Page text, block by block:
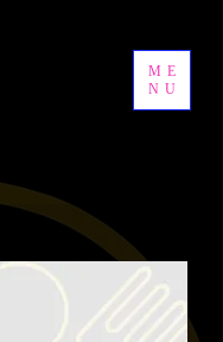
ME
NU